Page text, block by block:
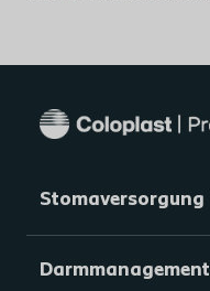
Stomaversorgung
Darmmanagement